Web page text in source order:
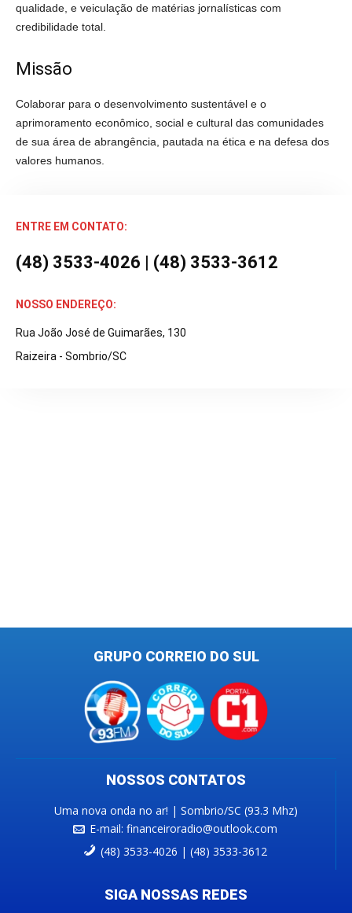
qualidade, e veiculação de matérias jornalísticas com
credibilidade total.
Missão
Colaborar para o desenvolvimento sustentável e o
aprimoramento econômico, social e cultural das comunidades
de sua área de abrangência, pautada na ética e na defesa dos
valores humanos.
ENTRE EM CONTATO:
(48) 3533-4026 | (48) 3533-3612
NOSSO ENDEREÇO:
Rua João José de Guimarães, 130
Raizeira - Sombrio/SC
GRUPO CORREIO DO SUL
NOSSOS CONTATOS
Uma nova onda no ar! | Sombrio/SC (93.3 Mhz)
E-mail: financeiroradio@outlook.com
(48) 3533-4026 | (48) 3533-3612
SIGA NOSSAS REDES